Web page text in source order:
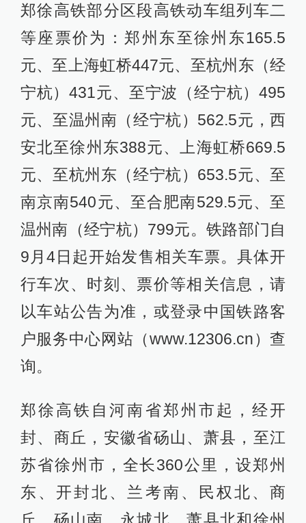
郑徐高铁部分区段高铁动车组列车二
等座票价为：郑州东至徐州东165.5
元、至上海虹桥447元、至杭州东（经
宁杭）431元、至宁波（经宁杭）495
元、至温州南（经宁杭）562.5元，西
安北至徐州东388元、上海虹桥669.5
元、至杭州东（经宁杭）653.5元、至
南京南540元、至合肥南529.5元、至
温州南（经宁杭）799元。铁路部门自
9月4日起开始发售相关车票。具体开
行车次、时刻、票价等相关信息，请
以车站公告为准，或登录中国铁路客
户服务中心网站（www.12306.cn）查
询。
郑徐高铁自河南省郑州市起，经开
封、商丘，安徽省砀山、萧县，至江
苏省徐州市，全长360公里，设郑州
东、开封北、兰考南、民权北、商
丘、砀山南、永城北、萧县北和徐州